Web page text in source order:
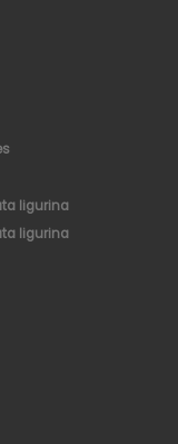
ligurina
ligurina